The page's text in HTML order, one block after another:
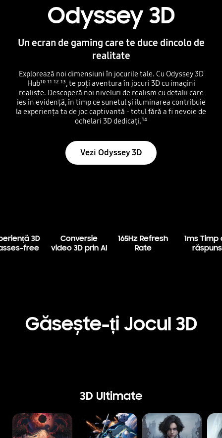
Odyssey 3D
Un ecran de gaming care te duce dincolo de
realitate
Explorează noi dimensiuni în jocurile tale. Cu Odyssey 3D
Hub¹⁰¹¹ ¹² ¹³, te poți aventura în jocuri 3D cu imagini
realiste. Descoperă noi niveluri de realism cu detalii care
ies în evidență, în timp ce sunetul și iluminarea contribuie
la experiența ta de joc captivantă - totul fără a fi nevoie de
ochelari 3D dedicați.¹⁴
Vezi Odyssey 3D
3D
free
Conversie
video 3D prin AI
165Hz Refresh
Rate
1ms Timp
răspuns
Găsește-ți Jocul 3D
3D Ultimate